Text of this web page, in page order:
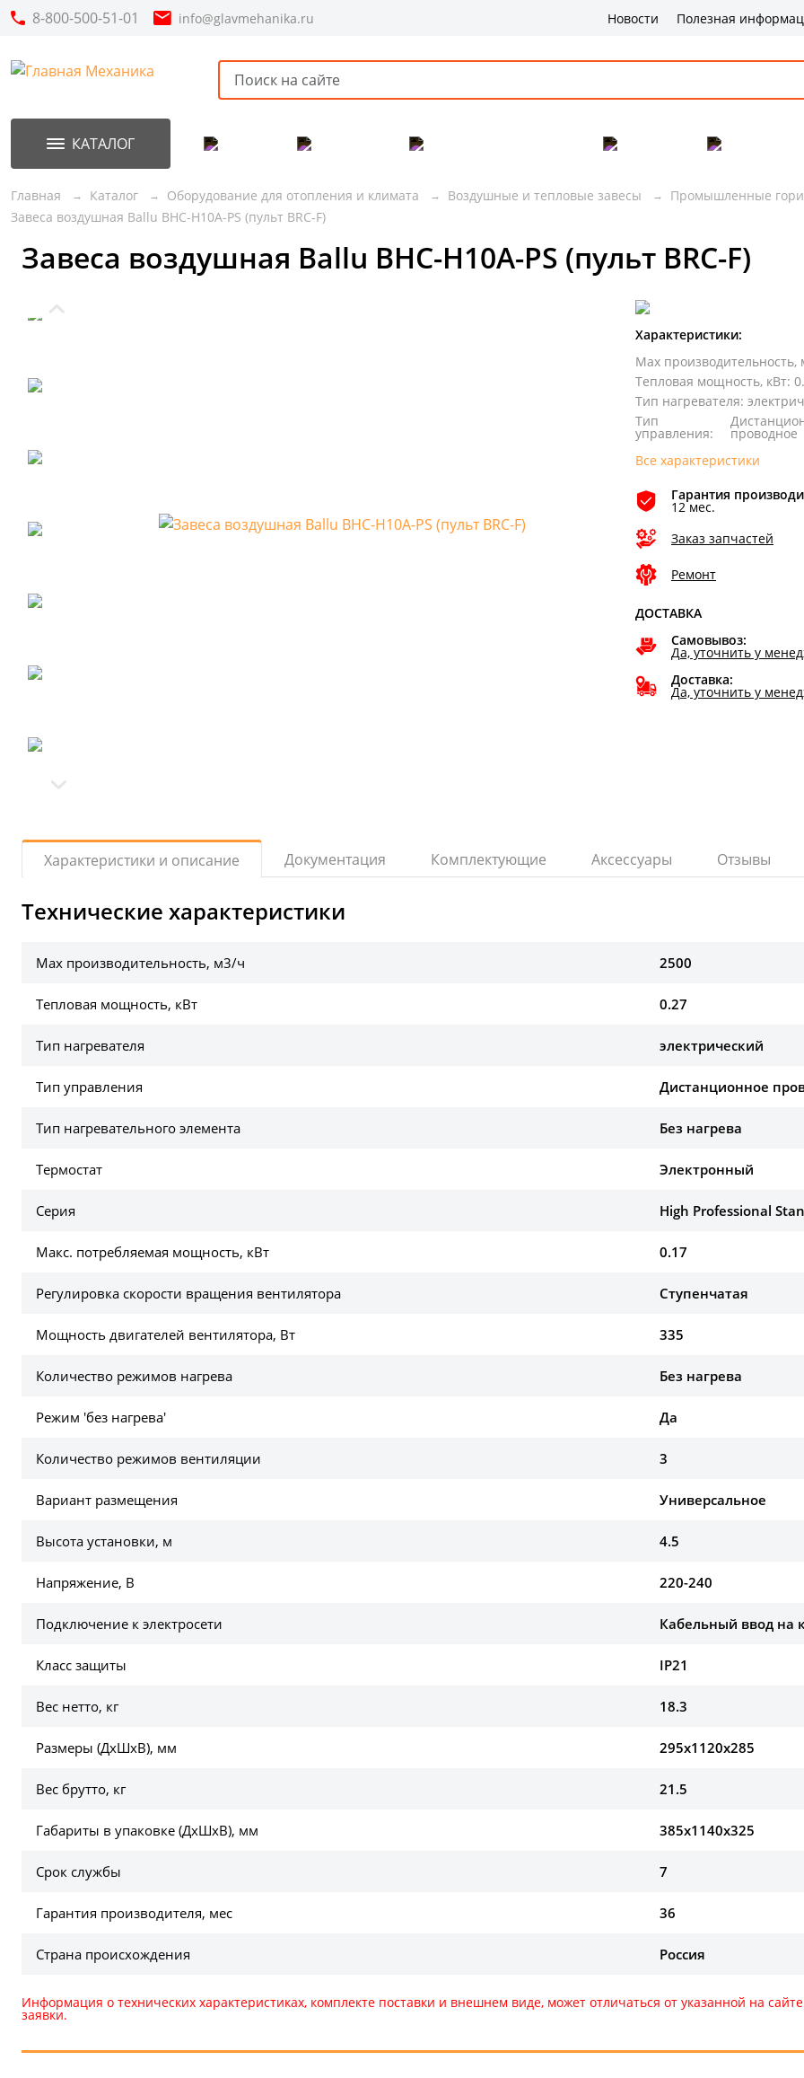
8-800-500-51-01 info@glavmehanika.ru Новости Полезная
КАТАЛОГ
Главная Каталог Оборудование для отопления и климата Воздушные и тепловые завесы
Промышленные
Завеса воздушная Ballu BHC-H10A-PS (пульт BRC-F)
Завеса воздушная Ballu BHC-H10A-PS (пульт BRC-F)
Характеристики:
Max производительность,
Тепловая мощность, кВт:
Тип нагревателя:
Тип
управления:
проводное
Все характеристики
Гарантия
12 мес.
Заказ запчастей
Ремонт
ДОСТАВКА
Самовывоз:
Да, уточнить у
Доставка:
Да, уточнить у
Характеристики и описание Документация Комплектующие Аксессуары Отзывы
Технические характеристики
Max производительность, м3/ч 2500
Тепловая мощность, кВт 0.27
Тип нагревателя электрический
Тип управления Дистанционное
Тип нагревательного элемента Без нагрева
Термостат Электронный
Серия High Professional
Макс. потребляемая мощность, кВт 0.17
Регулировка скорости вращения вентилятора Ступенчатая
Мощность двигателей вентилятора, Вт 335
Количество режимов нагрева Без нагрева
Режим 'без нагрева' Да
Количество режимов вентиляции 3
Вариант размещения Универсальное
Высота установки, м 4.5
Напряжение, В 220-240
Подключение к электросети Кабельный ввод на
Класс защиты IP21
Вес нетто, кг 18.3
Размеры (ДхШхВ), мм 295х1120х285
Вес брутто, кг 21.5
Габариты в упаковке (ДхШхВ), мм 385х1140х325
Срок службы 7
Гарантия производителя, мес 36
Страна происхождения Россия
Информация о технических характеристиках, комплекте поставки и внешнем виде, может отличаться от указанной на
заявки.